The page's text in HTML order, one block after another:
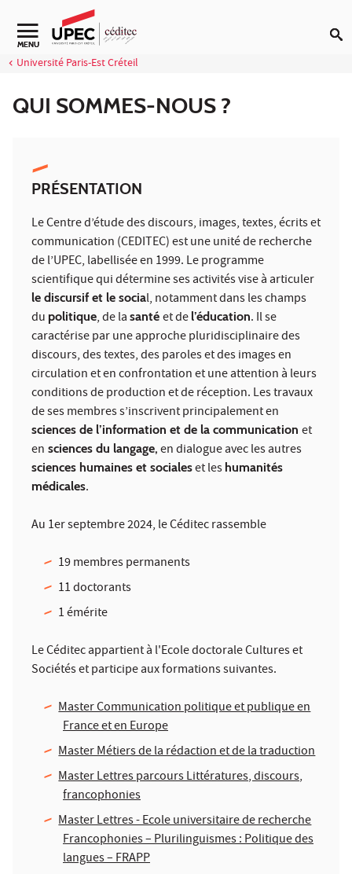
Aller au contenu
Navigation secondaire
MENU
Université Paris-Est Créteil
QUI SOMMES-NOUS ?
PRÉSENTATION
Le Centre d’étude des discours, images, textes, écrits et
communication (CEDITEC) est une unité de recherche
de l’UPEC, labellisée en 1999. Le programme
scientifique qui détermine ses activités vise à articuler
le discursif et le social, notamment dans les champs
du politique, de la santé et de l’éducation. Il se
caractérise par une approche pluridisciplinaire des
discours, des textes, des paroles et des images en
circulation et en confrontation et une attention à leurs
conditions de production et de réception. Les travaux
de ses membres s’inscrivent principalement en
sciences de l’information et de la communication et
en sciences du langage, en dialogue avec les autres
sciences humaines et socialeset les humanités
médicales.
Au 1er septembre 2024, le Céditec rassemble
19 membres permanents
11 doctorants
1 émérite
Le Céditec appartient à l'Ecole doctorale Cultures et
Sociétés et participe aux formations suivantes.
Master Communication politique et publique en
France et en Europe
Master Métiers de la rédaction et de la traduction
Master Lettres parcours Littératures, discours,
francophonies
Master Lettres - Ecole universitaire de recherche
Francophonies – Plurilinguismes : Politique des
langues – FRAPP